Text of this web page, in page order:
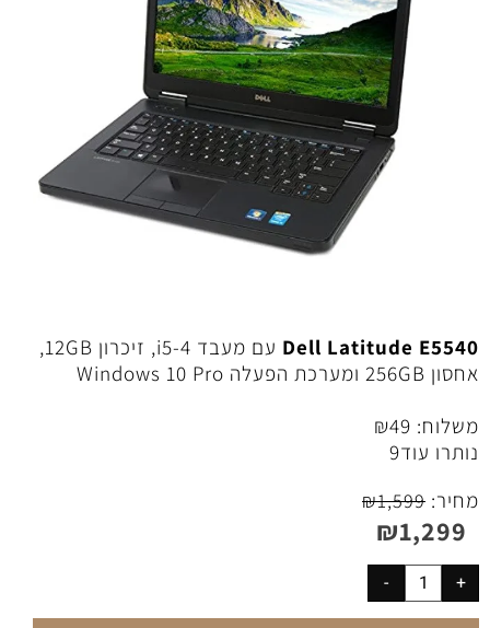
Dell Latitude E5540
עם מעבד i5-4, זיכרון 12GB,
אחסון 256GB ומערכת הפעלה Windows 10 Pro
משלוח:
₪49
נותרו עוד9
מחיר:
₪1,599
₪1,299